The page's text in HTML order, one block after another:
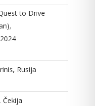
to Drive
Rusija
Čekija